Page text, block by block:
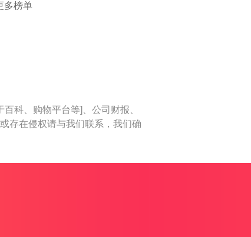
多榜单
科、购物平台等]、公司财报、
存在侵权请与我们联系，我们确